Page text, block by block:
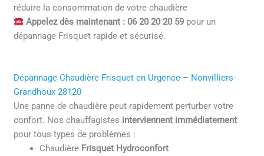
réduire la consommation de votre chaudière
Appelez dès maintenant : 06 20 20 20 59pour un
dépannage Frisquet rapide et sécurisé.
Dépannage Chaudière Frisquet en Urgence – Nonvilliers-
Grandhoux 28120
Une panne de chaudière peut rapidement perturber votre
confort. Nos chauffagistes interviennent immédiatement
pour tous types de problèmes :
Chaudière Frisquet Hydroconfort